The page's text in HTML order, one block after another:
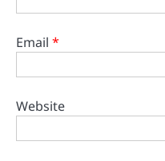
Email *
Website